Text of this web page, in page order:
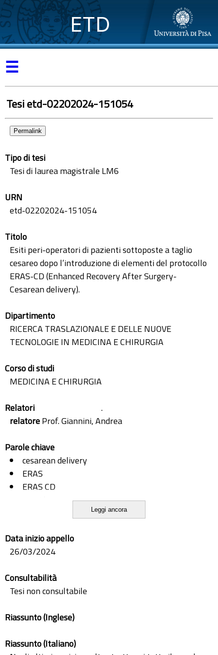
ETD
☰
Tesi etd-02202024-151054
Permalink
Tipo di tesi
Tesi di laurea magistrale LM6
URN
etd-02202024-151054
Titolo
Esiti peri-operatori di pazienti sottoposte a taglio
cesareo dopo l’introduzione di elementi del protocollo
ERAS-CD (Enhanced Recovery After Surgery-
Cesarean delivery).
Dipartimento
RICERCA TRASLAZIONALE E DELLE NUOVE
TECNOLOGIE IN MEDICINA E CHIRURGIA
Corso di studi
MEDICINA E CHIRURGIA
Relatori
.
relatoreProf. Giannini, Andrea
Parole chiave
cesarean delivery
ERAS
ERAS CD
Leggi ancora
Data inizio appello
26/03/2024
Consultabilità
Tesi non consultabile
Riassunto (Inglese)
Riassunto (Italiano)